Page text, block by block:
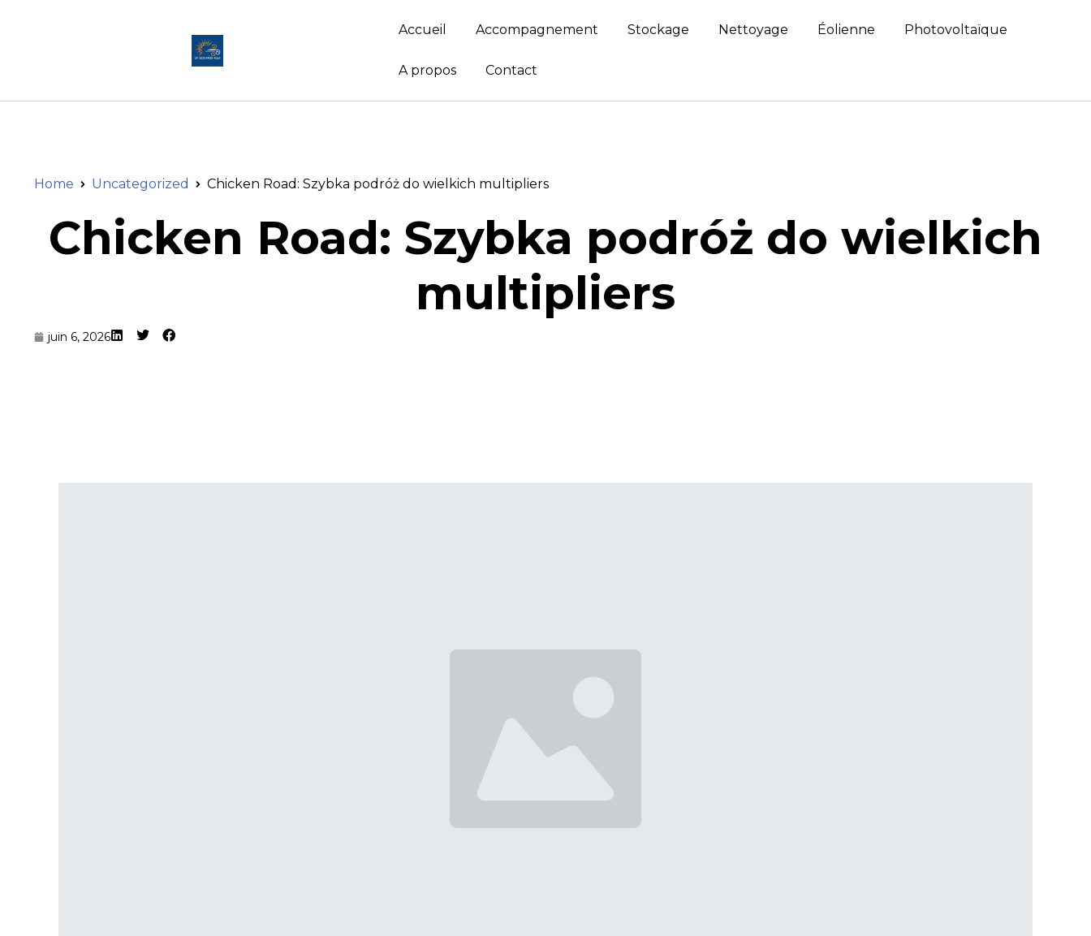
Accueil Accompagnement Stockage Nettoyage Éolienne Photovoltaïque
A propos Contact
Home Uncategorized Chicken Road: Szybka podróż do wielkich multipliers
Chicken Road: Szybka podróż do wielkich
multipliers
juin 6, 2026